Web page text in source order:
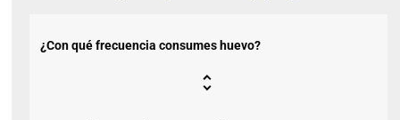
¿Con qué frecuencia consumes huevo?